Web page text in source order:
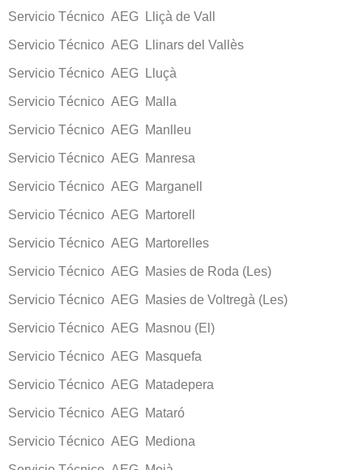
Servicio Técnico AEG Lliçà de Vall
Servicio Técnico AEG Llinars del Vallès
Servicio Técnico AEG Lluçà
Servicio Técnico AEG Malla
Servicio Técnico AEG Manlleu
Servicio Técnico AEG Manresa
Servicio Técnico AEG Marganell
Servicio Técnico AEG Martorell
Servicio Técnico AEG Martorelles
Servicio Técnico AEG Masies de Roda (Les)
Servicio Técnico AEG Masies de Voltregà (Les)
Servicio Técnico AEG Masnou (El)
Servicio Técnico AEG Masquefa
Servicio Técnico AEG Matadepera
Servicio Técnico AEG Mataró
Servicio Técnico AEG Mediona